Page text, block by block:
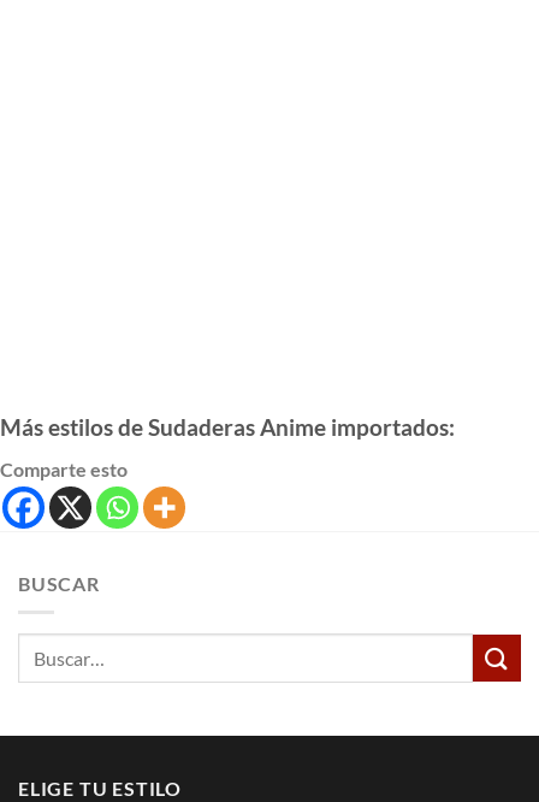
Más estilos de Sudaderas Anime importados:
Comparte esto
BUSCAR
ELIGE TU ESTILO